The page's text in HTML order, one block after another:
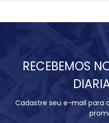
RECEBEMOS
Cadastre seu e-mail para